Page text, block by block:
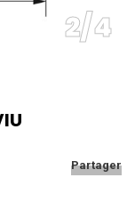
2/4
Partager